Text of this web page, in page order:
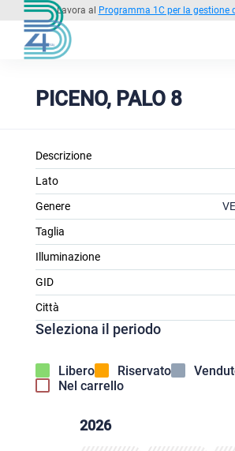
Lavora al Programma 1C per la gestione
PICENO, PALO 8
Descrizione
Lato
Genere
Taglia
Illuminazione
GID
Città
Seleziona il periodo
Libero Riservato
Nel carrello
2026